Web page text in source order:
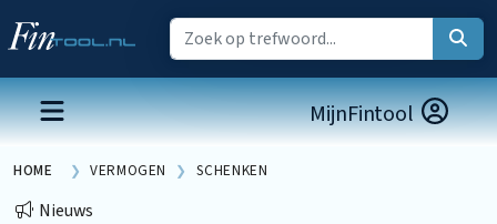
MijnFintool
HOME VERMOGEN SCHENKEN
Nieuws